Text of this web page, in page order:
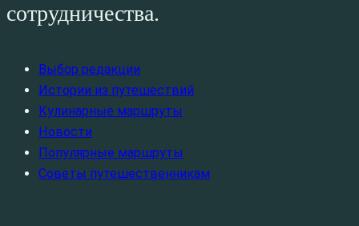
сотрудничества.
Выбор редакции
Истории из путешествий
Кулинарные маршруты
Новости
Популярные маршруты
Советы путешественникам